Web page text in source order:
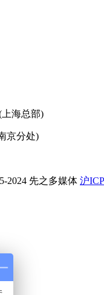
上海总部)
京分处)
2024 先之多媒体 沪